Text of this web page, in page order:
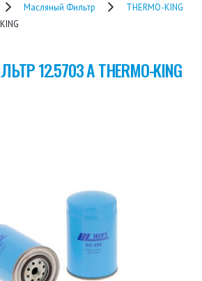
Масляный Фильтр
THERMO-KING
12.5703 A THERMO-KING